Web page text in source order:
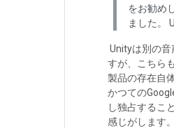
をお勧め
ました。
Unityは別の音
すが、こちら
製品の存在自
かつての
し独占するこ
感じがします